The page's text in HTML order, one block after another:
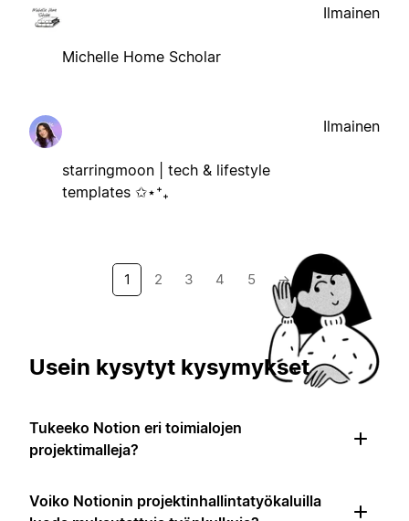
Michelle Home Scholar
Ilmainen
starringmoon | tech & lifestyle
templates ✩⋆⁺₊
Ilmainen
1 2 3 4 5 →
Usein kysytyt kysymykset
Tukeeko Notion eri toimialojen
projektimalleja?
Voiko Notionin projektinhallintatyökaluilla